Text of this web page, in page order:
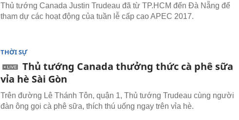
Thủ tướng Canada Justin Trudeau đã từ TP.HCM đến Đà Nẵng để
tham dự các hoạt động của tuần lễ cấp cao APEC 2017.
THỜI SỰ
Thủ tướng Canada thưởng thức cà phê sữa
vỉa hè Sài Gòn
Trên đường Lê Thánh Tôn, quận 1, Thủ tướng Trudeau cùng người
đàn ông gọi cà phê sữa, thích thú uống ngay trên vỉa hè.